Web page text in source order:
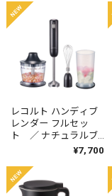
レコルト ハンディブ
レンダー フルセッ
ト ／ ナチュラルブ
ラック RHB-3F (BK)
¥7,700